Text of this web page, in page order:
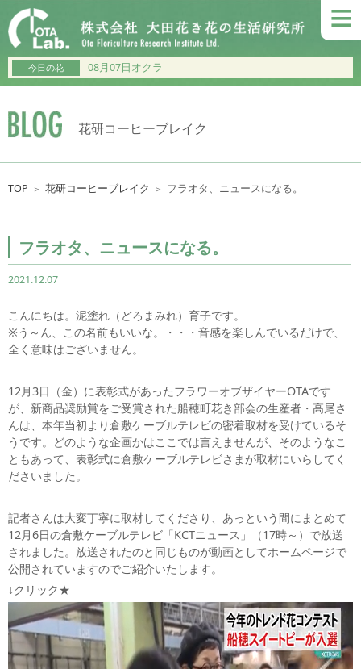
≡
今日の花 08月07日オクラ
花研コーヒーブレイク
TOP ＞ 花研コーヒーブレイク ＞ フラオタ、ニュースになる。
フラオタ、ニュースになる。
2021.12.07
こんにちは。泥塗れ（どろまみれ）育子です。
※う～ん、この名前もいいな。・・・音感を楽しんでいるだけで、
全く意味はございません。
12月3日（金）に表彰式があったフラワーオブザイヤーOTAです
が、新商品奨励賞をご受賞された船穂町花き部会の生産者・高尾さ
んは、本年当初より倉敷ケーブルテレビの密着取材を受けているそ
うです。どのような企画かはここでは言えませんが、そのようなこ
ともあって、表彰式に倉敷ケーブルテレビさまが取材にいらしてく
ださいました。
記者さんは大変丁寧に取材してくださり、あっという間にまとめて
12月6日の倉敷ケーブルテレビ「KCTニュース」（17時～）で放送
されました。放送されたのと同じものが動画としてホームページで
公開されていますのでご紹介いたします。
↓クリック★